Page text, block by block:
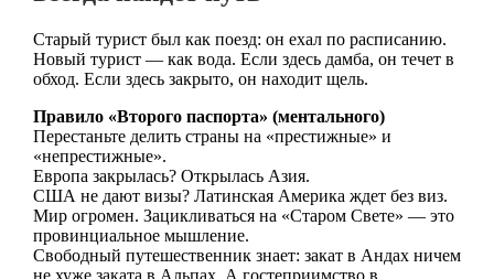
Старый турист был как поезд: он ехал по расписанию.
Новый турист — как вода. Если здесь дамба, он течет в
обход. Если здесь закрыто, он находит щель.
Правило «Второго паспорта» (ментального)
Перестаньте делить страны на «престижные» и
«непрестижные».
Европа закрылась? Открылась Азия.
США не дают визы? Латинская Америка ждет без виз.
Мир огромен. Зацикливаться на «Старом Свете» — это
провинциальное мышление.
Свободный путешественник знает: закат в Андах ничем